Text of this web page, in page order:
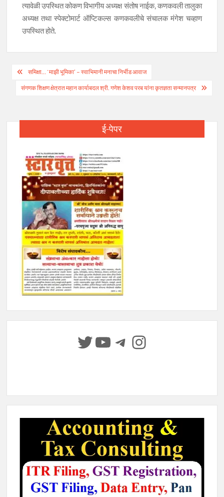
त्यावेळी उपस्थित कोकण विभागीय अध्यक्ष संतोष नाईक, कणकवली तालुका
अध्यक्ष तथा स्पेक्टोमार्ट ऑप्टिकल्स कणकवलीचे संचालक मंगेश चव्हाण
उपस्थित होते.
Post
navigation
समिक्षा… `माझी भूमिका’ – स्वाभिमानी मनाचा निर्भीड आवाज
संगणक शिक्षण क्षेत्रात महान कार्याबदल श्री. गणेश केशव परब यांना कृतज्ञता सन्मानपत्र
ई-पेपर
Twitter
YouTube
Telegram
Instagram